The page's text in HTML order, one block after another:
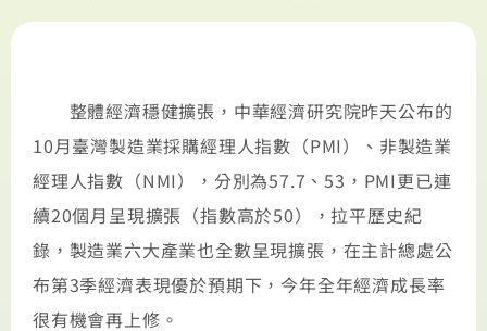
整體經濟穩健擴張，中華經濟研究院昨天公布的
10月臺灣製造業採購經理人指數（PMI）、非製造業
經理人指數（NMI），分別為57.7、53，PMI更已連
續20個月呈現擴張（指數高於50），拉平歷史紀
錄，製造業六大產業也全數呈現擴張，在主計總處公
布第3季經濟表現優於預期下，今年全年經濟成長率
很有機會再上修。